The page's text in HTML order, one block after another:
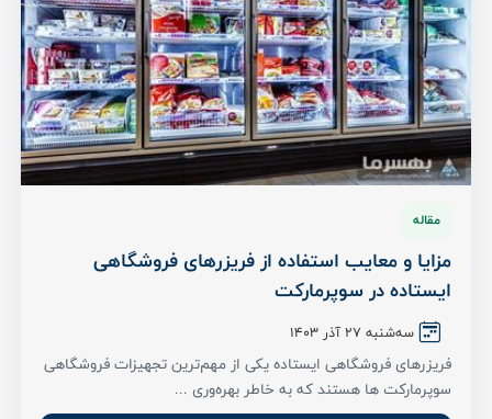
مقاله
مزایا و معایب استفاده از فریزرهای فروشگاهی
ایستاده در سوپرمارکت
سه‌شنبه ۲7 آذر ۱۴۰۳
فریزرهای فروشگاهی ایستاده یکی از مهم‌ترین تجهیزات فروشگاهی
سوپرمارکت ها هستند که به خاطر بهره‌وری ...